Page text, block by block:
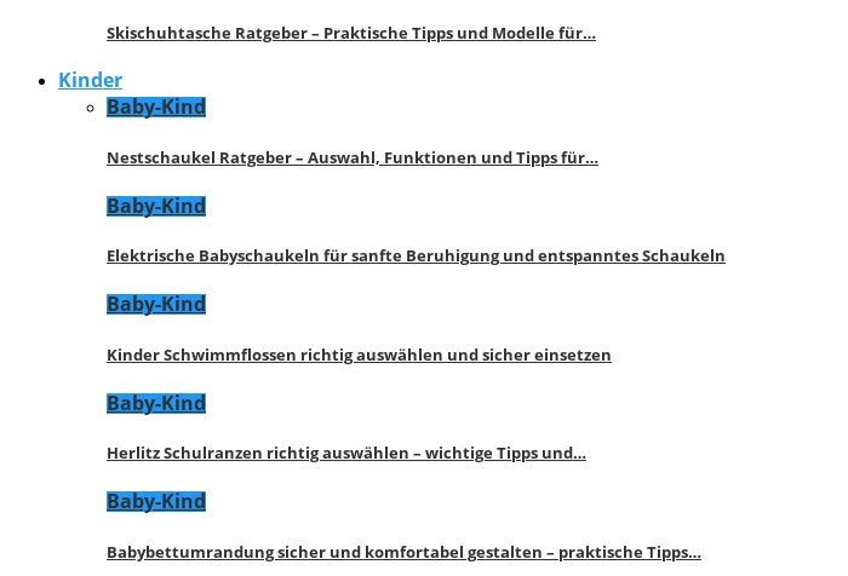
Skischuhtasche Ratgeber – Praktische Tipps und Modelle für…
Kinder
Baby-Kind
Nestschaukel Ratgeber – Auswahl, Funktionen und Tipps für…
Baby-Kind
Elektrische Babyschaukeln für sanfte Beruhigung und entspanntes Schaukeln
Baby-Kind
Kinder Schwimmflossen richtig auswählen und sicher einsetzen
Baby-Kind
Herlitz Schulranzen richtig auswählen – wichtige Tipps und…
Baby-Kind
Babybettumrandung sicher und komfortabel gestalten – praktische Tipps…